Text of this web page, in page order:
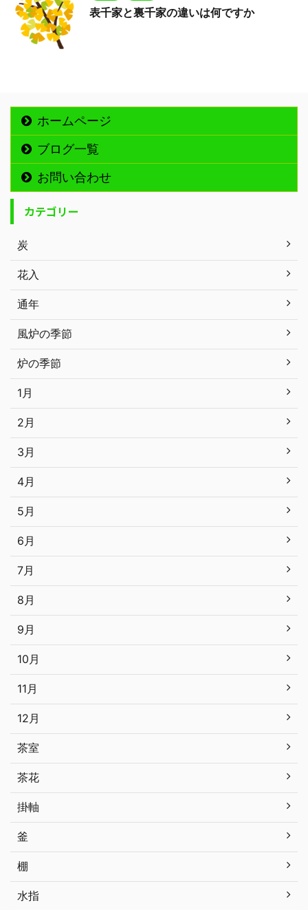
表千家と裏千家の違いは何ですか
ホームページ
ブログ一覧
お問い合わせ
カテゴリー
炭
花入
通年
風炉の季節
炉の季節
1月
2月
3月
4月
5月
6月
7月
8月
9月
10月
11月
12月
茶室
茶花
掛軸
釜
棚
水指